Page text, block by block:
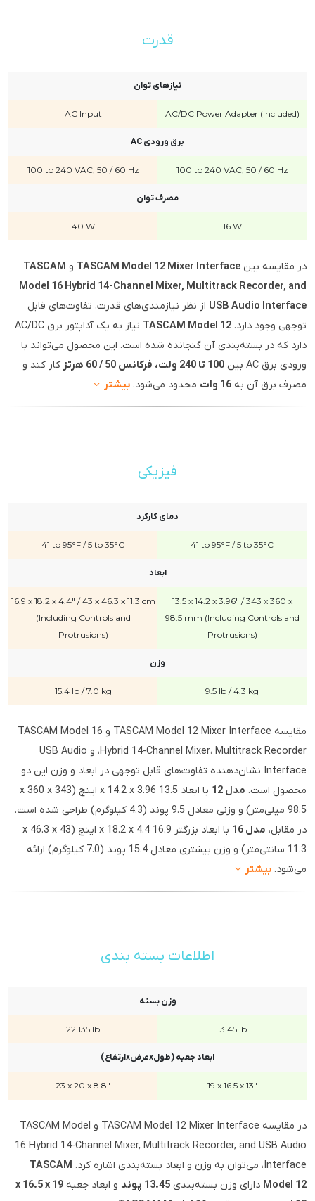
قدرت
نیازهای توان
AC/DC Power Adapter (Included)
AC Input
برق ورودی AC
100 to 240 VAC, 50 / 60 Hz
100 to 240 VAC, 50 / 60 Hz
مصرف توان
16 W
40 W
در مقایسه بین TASCAM Model 12 Mixer Interface و TASCAM
Model 16 Hybrid 14-Channel Mixer, Multitrack Recorder, and
USB Audio Interface از نظر نیازمندی‌های قدرت، تفاوت‌های قابل
توجهی وجود دارد. TASCAM Model 12
نیاز به یک آداپتور برق AC/DC
دارد که در بسته‌بندی آن گنجانده شده است. این محصول می‌تواند با
ورودی برق AC بین
100 تا 240 ولت، فرکانس 50 / 60 هرتز
کار کند و
مصرف برق آن به 16 وات محدود می‌شود. بیشتر
فیزیکی
دمای کارکرد
41 to 95°F / 5 to 35°C
41 to 95°F / 5 to 35°C
ابعاد
13.5 x 14.2 x 3.96" / 343 x 360 x
98.5 mm (Including Controls and
Protrusions)
16.9 x 18.2 x 4.4" / 43 x 46.3 x 11.3 cm
(Including Controls and
Protrusions)
وزن
9.5 lb / 4.3 kg
15.4 lb / 7.0 kg
مقایسه TASCAM Model 12 Mixer Interface و TASCAM Model 16
Hybrid 14-Channel Mixer، Multitrack Recorder، و USB Audio
Interface نشان‌دهنده تفاوت‌های قابل توجهی در ابعاد و وزن این دو
محصول است. مدل 12
با ابعاد 13.5 x 14.2 x 3.96 اینچ (343 x 360 x
98.5 میلی‌متر) و وزنی معادل 9.5 پوند (4.3 کیلوگرم) طراحی شده است.
در مقابل، مدل 16
با ابعاد بزرگتر 16.9 x 18.2 x 4.4 اینچ (43 x 46.3 x
11.3 سانتی‌متر) و وزن بیشتری معادل 15.4 پوند (7.0 کیلوگرم) ارائه
می‌شود. بیشتر
اطلاعات بسته بندی
وزن بسته
13.45 lb
22.135 lb
ابعاد جعبه (طولxعرضxارتفاع)
19 x 16.5 x 13"
23 x 20 x 8.8"
در مقایسه TASCAM Model 12 Mixer Interface و TASCAM Model
16 Hybrid 14-Channel Mixer, Multitrack Recorder, and USB Audio
Interface، می‌توان به وزن و ابعاد بسته‌بندی اشاره کرد.
TASCAM
Model 12 دارای وزن بسته‌بندی 13.45 پوند و ابعاد جعبه
19 x 16.5 x